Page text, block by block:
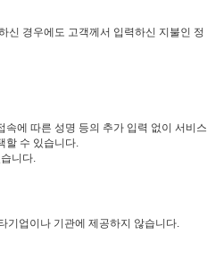
신 경우에도 고객께서 입력하신 지불인 정
에 따른 성명 등의 추가 입력 없이 서비스
할 수 있습니다.
니다.
기업이나 기관에 제공하지 않습니다.